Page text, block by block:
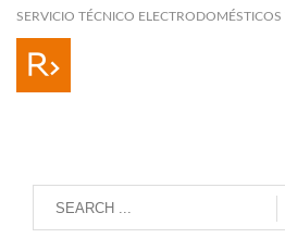
SERVICIO TÉCNICO